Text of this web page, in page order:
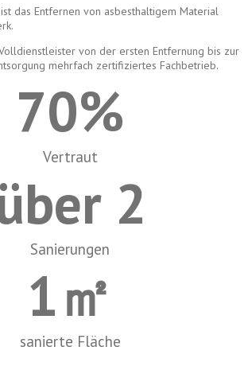
das Entfernen von asbesthaltigem Material
von der ersten Entfernung bis zur
mehrfach zertifiziertes Fachbetrieb.
70%
Vertraut
2
Sanierungen
1㎡
sanierte Fläche